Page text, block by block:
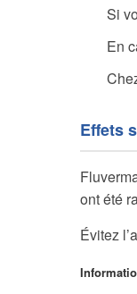
Si
En
Effets
ont été
Évitez